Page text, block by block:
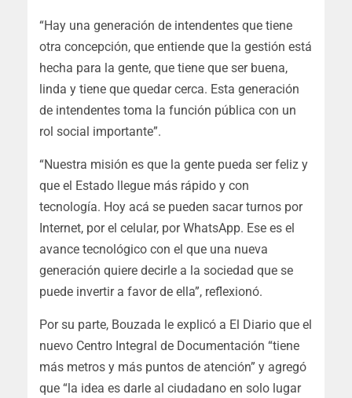
“Hay una generación de intendentes que tiene
otra concepción, que entiende que la gestión está
hecha para la gente, que tiene que ser buena,
linda y tiene que quedar cerca. Esta generación
de intendentes toma la función pública con un
rol social importante”.
“Nuestra misión es que la gente pueda ser feliz y
que el Estado llegue más rápido y con
tecnología. Hoy acá se pueden sacar turnos por
Internet, por el celular, por WhatsApp. Ese es el
avance tecnológico con el que una nueva
generación quiere decirle a la sociedad que se
puede invertir a favor de ella”, reflexionó.
Por su parte, Bouzada le explicó a El Diario que el
nuevo Centro Integral de Documentación “tiene
más metros y más puntos de atención” y agregó
que “la idea es darle al ciudadano en solo lugar